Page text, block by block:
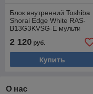
Блок внутренний Toshiba
Shorai Edge White RAS-
B13G3KVSG-E мульти
сплит-системы, трубы 1/4
+ 3/8
2 120 руб.
Купить
О нас